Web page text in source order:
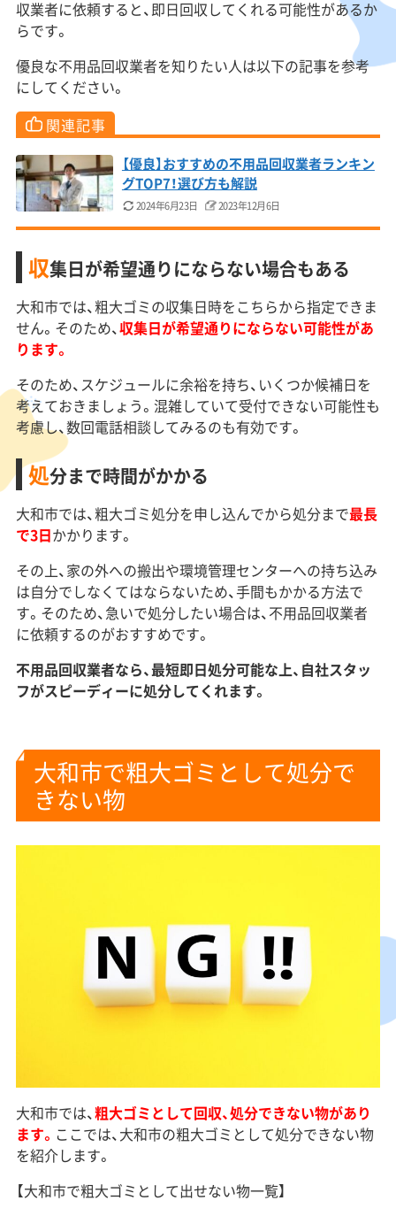
収業者に依頼すると、即日回収してくれる可能性があるか
らです。
優良な不用品回収業者を知りたい人は以下の記事を参考
にしてください。
関連記事
【優良】おすすめの不用品回収業者ランキン
グTOP7！選び方も解説
2024年6月23日 2023年12月6日
収集日が希望通りにならない場合もある
大和市では、粗大ゴミの収集日時をこちらから指定できま
せん。そのため、収集日が希望通りにならない可能性があ
ります。
そのため、スケジュールに余裕を持ち、いくつか候補日を
考えておきましょう。混雑していて受付できない可能性も
考慮し、数回電話相談してみるのも有効です。
処分まで時間がかかる
大和市では、粗大ゴミ処分を申し込んでから処分まで最長
で3日かかります。
その上、家の外への搬出や環境管理センターへの持ち込み
は自分でしなくてはならないため、手間もかかる方法で
す。そのため、急いで処分したい場合は、不用品回収業者
に依頼するのがおすすめです。
不用品回収業者なら、最短即日処分可能な上、自社スタッ
フがスピーディーに処分してくれます。
大和市で粗大ゴミとして処分で
きない物
大和市では、粗大ゴミとして回収、処分できない物があり
ます。 ここでは、大和市の粗大ゴミとして処分できない物
を紹介します。
【大和市で粗大ゴミとして出せない物一覧】